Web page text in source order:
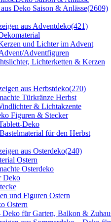
Deko Saison & Anlässe(2609)
aus Adventdeko(421)
und Lichter im Advent
Adventfiguren
Lichterketten & Kerzen
aus Herbstdeko(270)
Türkränze Herbst
& Lichtakzente
Figuren & Stecker
Deko
für den Herbst
aus Osterdeko(240)
Ostern
Osterdeko
Deko
und Figuren Ostern
Ostern
Deko für Garten, Balkon &